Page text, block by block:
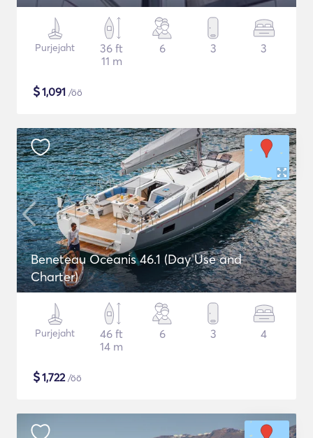
Purjejaht
36 ft
11 m
6 3 3
$1,091 /öö
Beneteau Oceanis 46.1 (Day Use and
Charter)
Purjejaht
46 ft
14 m
6 3 4
$1,722/öö